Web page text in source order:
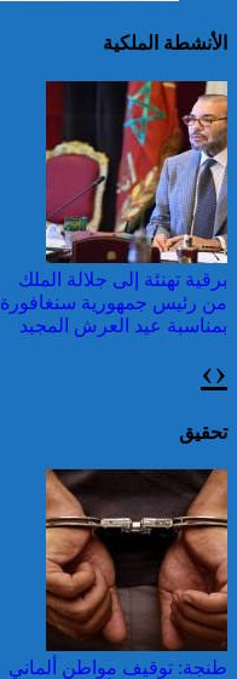
الصين تصدر إنذارين
لمواجهة العواصف المطيرة
وطقس شديد الحمل
الحراري
مكافحة حريق في شمال
قرابة ألف حريق في غابات
كندا وسحب الدخان تصل
الأنشطة الملكية
برقية تهنئة إلى جلالة الملك
من رئيس جمهورية سنغافورة
بمناسبة عيد العرش المجيد
برقية تهنئة إلى جلالة الملك
من رئيس ليبيريا بمناسبة عيد
العرش المجيد
‹
›
تحقيق
طنجة: توقيف مواطن ألماني